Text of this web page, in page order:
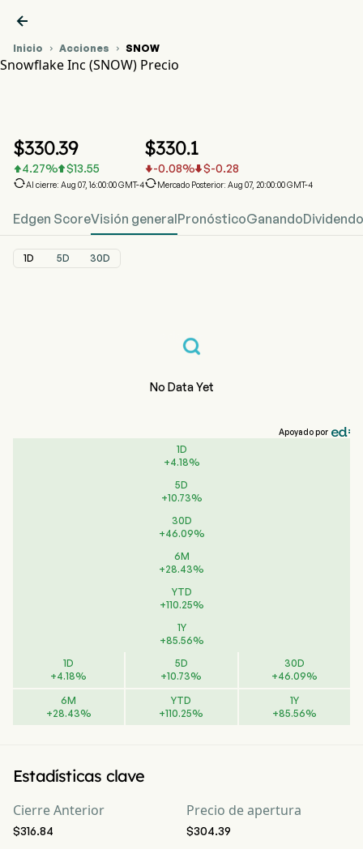

Inicio  Acciones  SNOW
Snowflake Inc (SNOW) Precio
$330.39
4.27% $13.55
Al cierre: Aug 07, 16:00:00 GMT-4
$330.1
-0.08% $-0.28
Mercado Posterior: Aug 07, 20:00:00 GMT-4
Edgen ScoreVisión generalPronósticoGanando
1D 5D 30D
No Data Yet
Apoyado por
1D
+4.18%
5D
+10.73%
30D
+46.09%
6M
+28.43%
YTD
+110.25%
1Y
+85.56%
1D
+4.18%
5D
+10.73%
30D
+46.09%
6M
+28.43%
YTD
+110.25%
1Y
+85.56%
Estadísticas clave
Cierre Anterior
$316.84
Precio de apertura
$304.39